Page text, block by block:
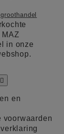
in onze

en
voorwaarden